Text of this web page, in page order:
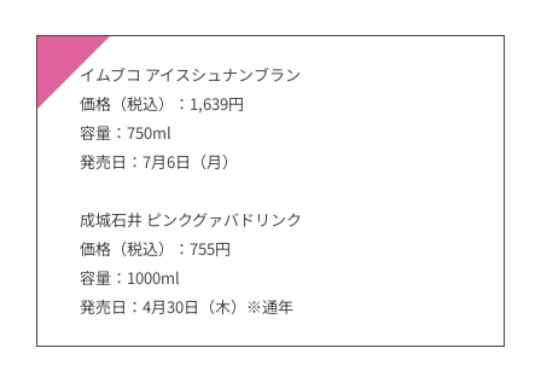
イムブコ アイスシュナンブラン
価格（税込）：1,639円
容量：750ml
発売日：7月6日（月）
成城石井 ピンクグァバドリンク
価格（税込）：755円
容量：1000ml
発売日：4月30日（木）※通年